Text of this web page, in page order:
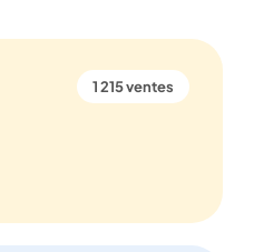
1 215 ventes